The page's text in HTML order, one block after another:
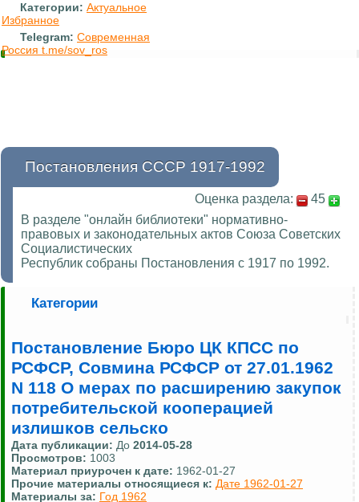
Категории: Актуальное
Избранное
Telegram: Современная
Россия t.me/sov_ros
Постановления СССР 1917-1992
Оценка раздела:
45
В разделе "онлайн библиотеки" нормативно-
правовых и законодательных актов Союза Советских
Социалистических
Республик собраны Постановления с 1917 по 1992.
Категории
Постановление Бюро ЦК КПСС по
РСФСР, Совмина РСФСР от 27.01.1962
N 118 О мерах по расширению закупок
потребительской кооперацией
излишков сельско
Дата публикации: До 2014-05-28
Просмотров: 1003
Материал приурочен к дате: 1962-01-27
Прочие материалы относящиеся к: Дате 1962-01-27
Материалы за: Год 1962